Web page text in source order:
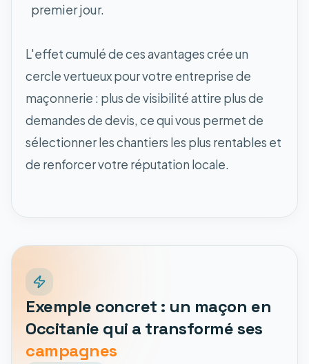
premier jour.
L'effet cumulé de ces avantages crée un
cercle vertueux pour votre entreprise de
maçonnerie : plus de visibilité attire plus de
demandes de devis, ce qui vous permet de
sélectionner les chantiers les plus rentables et
de renforcer votre réputation locale.
Exemple concret : un maçon en
Occitanie qui a transformé ses
campagnes